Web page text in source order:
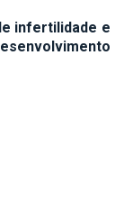
infertilidade e